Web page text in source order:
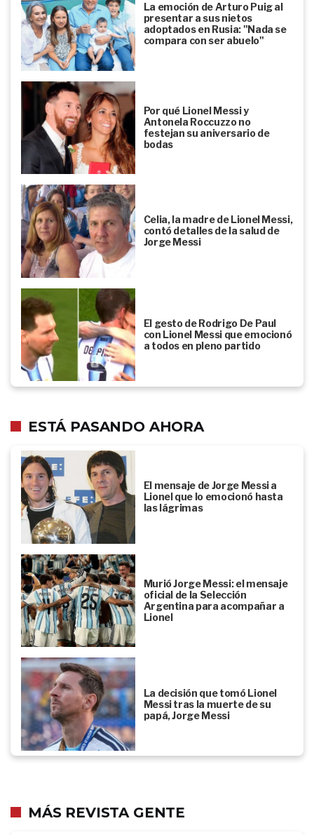
La emoción de Arturo Puig al
presentar a sus nietos
adoptados en Rusia: "Nada se
compara con ser abuelo"
Por qué Lionel Messi y
Antonela Roccuzzo no
festejan su aniversario de
bodas
Celia, la madre de Lionel Messi,
contó detalles de la salud de
Jorge Messi
El gesto de Rodrigo De Paul
con Lionel Messi que emocionó
a todos en pleno partido
ESTÁ PASANDO AHORA
El mensaje de Jorge Messi a
Lionel que lo emocionó hasta
las lágrimas
Murió Jorge Messi: el mensaje
oficial de la Selección
Argentina para acompañar a
Lionel
La decisión que tomó Lionel
Messi tras la muerte de su
papá, Jorge Messi
MÁS REVISTA GENTE